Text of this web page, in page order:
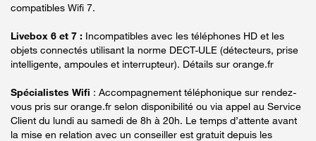
compatibles Wifi 7.
Livebox 6 et 7 : Incompatibles avec les téléphones HD et les
objets connectés utilisant la norme DECT-ULE (détecteurs, prise
intelligente, ampoules et interrupteur). Détails sur orange.fr
Spécialistes Wifi : Accompagnement téléphonique sur rendez-
vous pris sur orange.fr selon disponibilité ou via appel au Service
Client du lundi au samedi de 8h à 20h. Le temps d’attente avant
la mise en relation avec un conseiller est gratuit depuis les